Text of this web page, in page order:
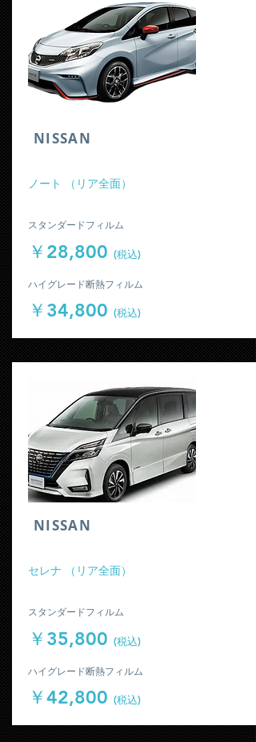
​NISSAN
​ノート （リア全面）
​スタンダードフィルム
￥28,800 (税込)
​ハイグレード断熱フィルム
￥34,800 (税込)
​NISSAN
​セレナ （リア全面）
​スタンダードフィルム
￥35,800 (税込)
​ハイグレード断熱フィルム
￥42,800 (税込)